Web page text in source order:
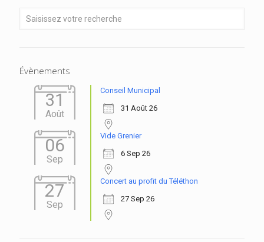
Évènements
31
Août
Conseil Municipal
31 Août 26
06
Sep
Vide Grenier
6 Sep 26
27
Sep
Concert au profit du Téléthon
27 Sep 26